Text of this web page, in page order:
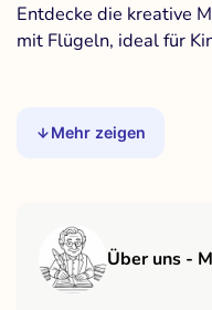
Entdecke die kreative
mit Flügeln, ideal für
Mehr zeigen
Über uns -